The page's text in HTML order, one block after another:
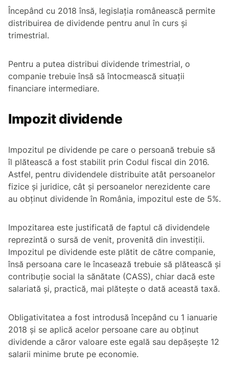
Începând cu 2018 însă, legislația românească permite
distribuirea de dividende pentru anul în curs și
trimestrial.
Pentru a putea distribui dividende trimestrial, o
companie trebuie însă să întocmească situații
financiare intermediare.
Impozit dividende
Impozitul pe dividende pe care o persoană trebuie să
îl plătească a fost stabilit prin Codul fiscal din 2016.
Astfel, pentru dividendele distribuite atât persoanelor
fizice și juridice, cât și persoanelor nerezidente care
au obținut dividende în România, impozitul este de 5%.
Impozitarea este justificată de faptul că dividendele
reprezintă o sursă de venit, provenită din investiții.
Impozitul pe dividende este plătit de către companie,
însă persoana care le încasează trebuie să plătească și
contribuție social la sănătate (CASS), chiar dacă este
salariată și, practică, mai plătește o dată această taxă.
Obligativitatea a fost introdusă începând cu 1 ianuarie
2018 și se aplică acelor persoane care au obținut
dividende a căror valoare este egală sau depășește 12
salarii minime brute pe economie.